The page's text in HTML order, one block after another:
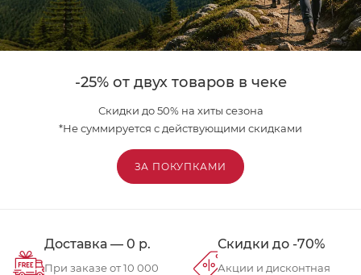
-25% от двух товаров в чеке
Скидки до 50% на хиты сезона
*Не суммируется с действующими скидками
ЗА ПОКУПКАМИ
Доставка — 0 р.
При заказе от 10 000
Скидки до -70%
Акции и дисконтная